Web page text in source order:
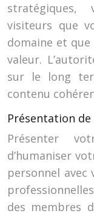
stratégiques,
visiteurs que
domaine et
valeur.
sur le long
contenu
Présentation de
Présenter
d’humaniser
personnel avec
des membres